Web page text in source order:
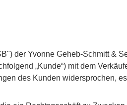
der Yvonne Geheb-Schmitt &
„Kunde“) mit dem
des Kunden widersprochen,